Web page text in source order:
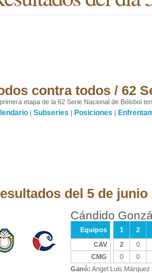
contra todos / 62
etapa de la 62 Serie Nacional de Béisbol
| Subseries | Posiciones |
del 5 de junio
Cándido
Equipos 1 2
CAV
2 0
CMG
0 0
Ganó: Angel Luis